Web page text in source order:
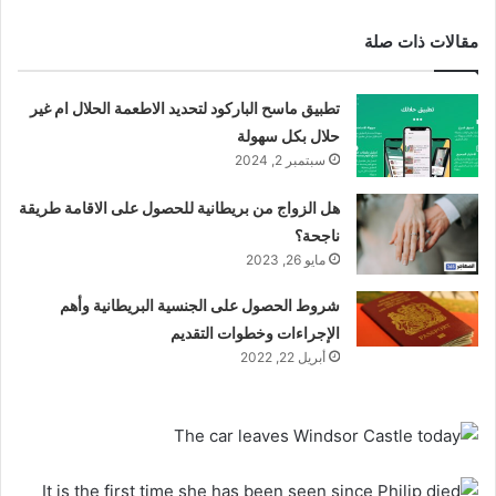
مقالات ذات صلة
تطبيق ماسح الباركود لتحديد الاطعمة الحلال ام غير
حلال بكل سهولة
سبتمبر 2, 2024
هل الزواج من بريطانية للحصول على الاقامة طريقة
ناجحة؟
مايو 26, 2023
شروط الحصول على الجنسية البريطانية وأهم
الإجراءات وخطوات التقديم
أبريل 22, 2022